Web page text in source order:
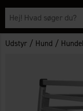
Udstyr / Hund /